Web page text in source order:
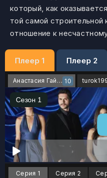
который, как
той самой строительной
отношение к
Плеер 1 Плеер 2
Анастасия Гайдаржи + Андрей Юрченко 10
Серия 1 Серия 2